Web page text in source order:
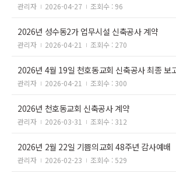
관리자 2026-04-27 조회수 : 96
2026년 성수동2가 업무시설 신축공사 계약
관리자 2026-04-21 조회수 : 270
2026년 4월 19일 천호동교회 신축공사 최종 보
관리자 2026-04-21 조회수 : 300
2026년 천호동교회 신축공사 계약
관리자 2026-03-31 조회수 : 312
2026년 2월 22일 기쁨의교회 48주년 감사예배
관리자 2026-02-23 조회수 : 529